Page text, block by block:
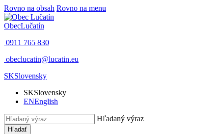
Rovno na obsah Rovno na menu
ObecLučatín
0911 765 830
obeclucatin@lucatin.eu
SKSlovensky
SKSlovensky
ENEnglish
Hľadaný výraz
Hľadať